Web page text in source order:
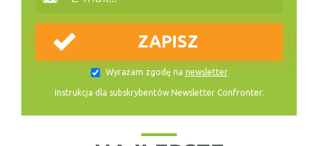
Wyrażam zgodę na newsletter
Instrukcja dla subskrybentów Newsletter Confronter.